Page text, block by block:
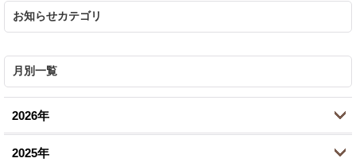
お知らせカテゴリ
月別一覧
2026年
2025年